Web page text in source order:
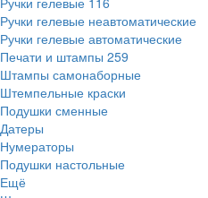
Ручки гелевые неавтоматические
Ручки гелевые автоматические
Печати и штампы 259
Штампы самонаборные
Штемпельные краски
Подушки сменные
Датеры
Нумераторы
Подушки настольные
Ещё